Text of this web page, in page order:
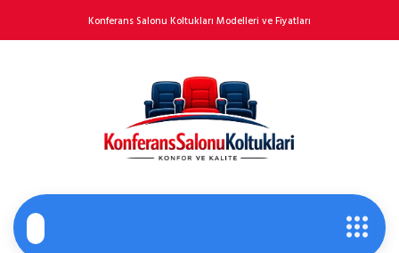
Konferans Salonu Koltukları Modelleri ve Fiyatları